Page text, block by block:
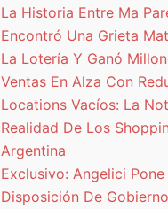
La Historia Entre Ma
Encontró Una Grieta
La Lotería Y Ganó
Ventas En Alza Con
Locations Vacíos: La
Realidad De Los
Argentina
Exclusivo: Angelici Pone
Disposición De